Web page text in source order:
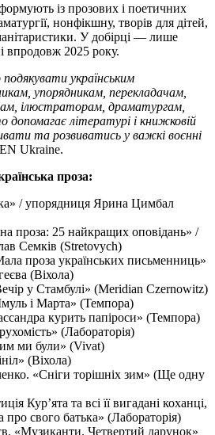
із прозових і поетичних
нонфікшну, творів для дітей,
У добірці — лише
впродовж 2025 року.
українським
упорядникам, перекладачам,
ілюстраторам, драматургам,
допомагає літературі і книжковій
та розвиватись у важкі воєнні
Ukraine.
проза:
/ упорядниця Ярина Цимбал
проза: 25 найкращих оповідань» /
Семків (Stretovych)
проза українських письменниць»
(Віхола)
у Стамбулі» (Meridian Czernowitz)
і Марта» (Темпора)
курить папіроси» (Темпора)
(Лабораторія)
ми були» (Vivat)
(Віхола)
«Сніги торішніх зим» (Ще одну
Кур’ята та всі її вигадані коханці,
про свого батька» (Лабораторія)
«Музиканти. Четвертий дарунок»